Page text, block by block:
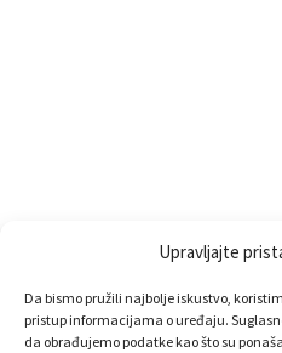
Upravljajte
Da bismo pružili najbolje iskustvo,
pristup informacijama o uređaju.
da obrađujemo podatke kao što su